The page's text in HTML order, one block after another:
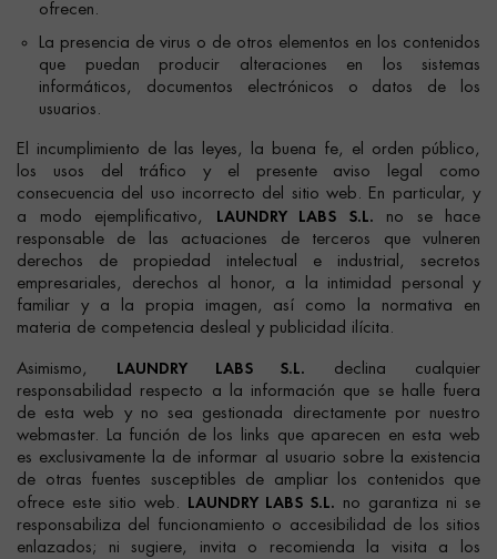
ofrecen.
La presencia de virus o de otros elementos en los contenidos
que puedan producir alteraciones en los sistemas
informáticos, documentos electrónicos o datos de los
usuarios.
El incumplimiento de las leyes, la buena fe, el orden público,
los usos del tráfico y el presente aviso legal como
consecuencia del uso incorrecto del sitio web. En particular, y
a modo ejemplificativo, LAUNDRY LABS S.L. no se hace
responsable de las actuaciones de terceros que vulneren
derechos de propiedad intelectual e industrial, secretos
empresariales, derechos al honor, a la intimidad personal y
familiar y a la propia imagen, así como la normativa en
materia de competencia desleal y publicidad ilícita.
Asimismo, LAUNDRY LABS S.L. declina cualquier
responsabilidad respecto a la información que se halle fuera
de esta web y no sea gestionada directamente por nuestro
webmaster. La función de los links que aparecen en esta web
es exclusivamente la de informar al usuario sobre la existencia
de otras fuentes susceptibles de ampliar los contenidos que
ofrece este sitio web. LAUNDRY LABS S.L. no garantiza ni se
responsabiliza del funcionamiento o accesibilidad de los sitios
enlazados; ni sugiere, invita o recomienda la visita a los